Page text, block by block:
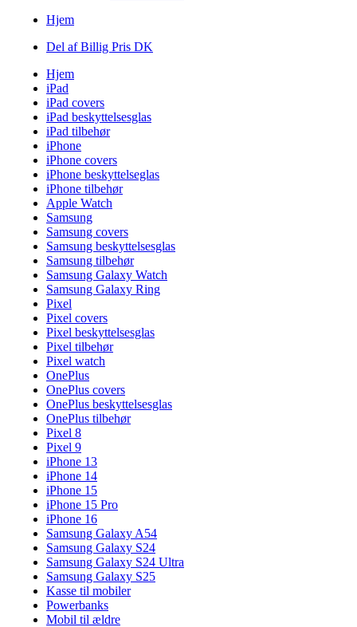
Hjem
Del af Billig Pris DK
Hjem
iPad
iPad covers
iPad beskyttelsesglas
iPad tilbehør
iPhone
iPhone covers
iPhone beskyttelseglas
iPhone tilbehør
Apple Watch
Samsung
Samsung covers
Samsung beskyttelsesglas
Samsung tilbehør
Samsung Galaxy Watch
Samsung Galaxy Ring
Pixel
Pixel covers
Pixel beskyttelsesglas
Pixel tilbehør
Pixel watch
OnePlus
OnePlus covers
OnePlus beskyttelsesglas
OnePlus tilbehør
Pixel 8
Pixel 9
iPhone 13
iPhone 14
iPhone 15
iPhone 15 Pro
iPhone 16
Samsung Galaxy A54
Samsung Galaxy S24
Samsung Galaxy S24 Ultra
Samsung Galaxy S25
Kasse til mobiler
Powerbanks
Mobil til ældre